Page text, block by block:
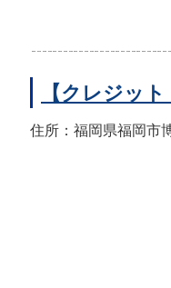
【クレジッ
住所：福岡県福岡市